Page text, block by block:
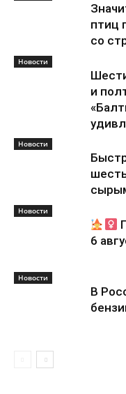
птиц
со
Новости
и
Новости
Новости
6
Новости
В